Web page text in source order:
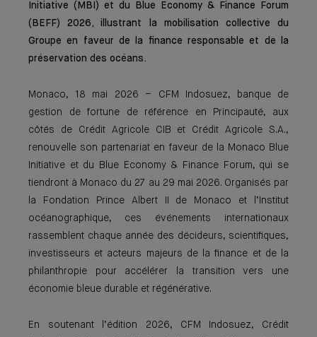
Initiative (MBI) et du Blue Economy & Finance Forum
(BEFF) 2026, illustrant la mobilisation collective du
Groupe en faveur de la finance responsable et de la
préservation des océans.
Monaco, 18 mai 2026 – CFM Indosuez, banque de
gestion de fortune de référence en Principauté, aux
côtés de Crédit Agricole CIB et Crédit Agricole S.A.,
renouvelle son partenariat en faveur de la Monaco Blue
Initiative et du Blue Economy & Finance Forum, qui se
tiendront à Monaco du 27 au 29 mai 2026. Organisés par
la Fondation Prince Albert II de Monaco et l’Institut
océanographique, ces événements internationaux
rassemblent chaque année des décideurs, scientifiques,
investisseurs et acteurs majeurs de la finance et de la
philanthropie pour accélérer la transition vers une
économie bleue durable et régénérative.
En soutenant l’édition 2026, CFM Indosuez, Crédit